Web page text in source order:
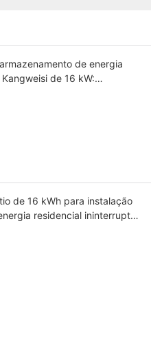
de energia
de 16 kW:
de 16 kWh para instalação
residencial ininterrupta